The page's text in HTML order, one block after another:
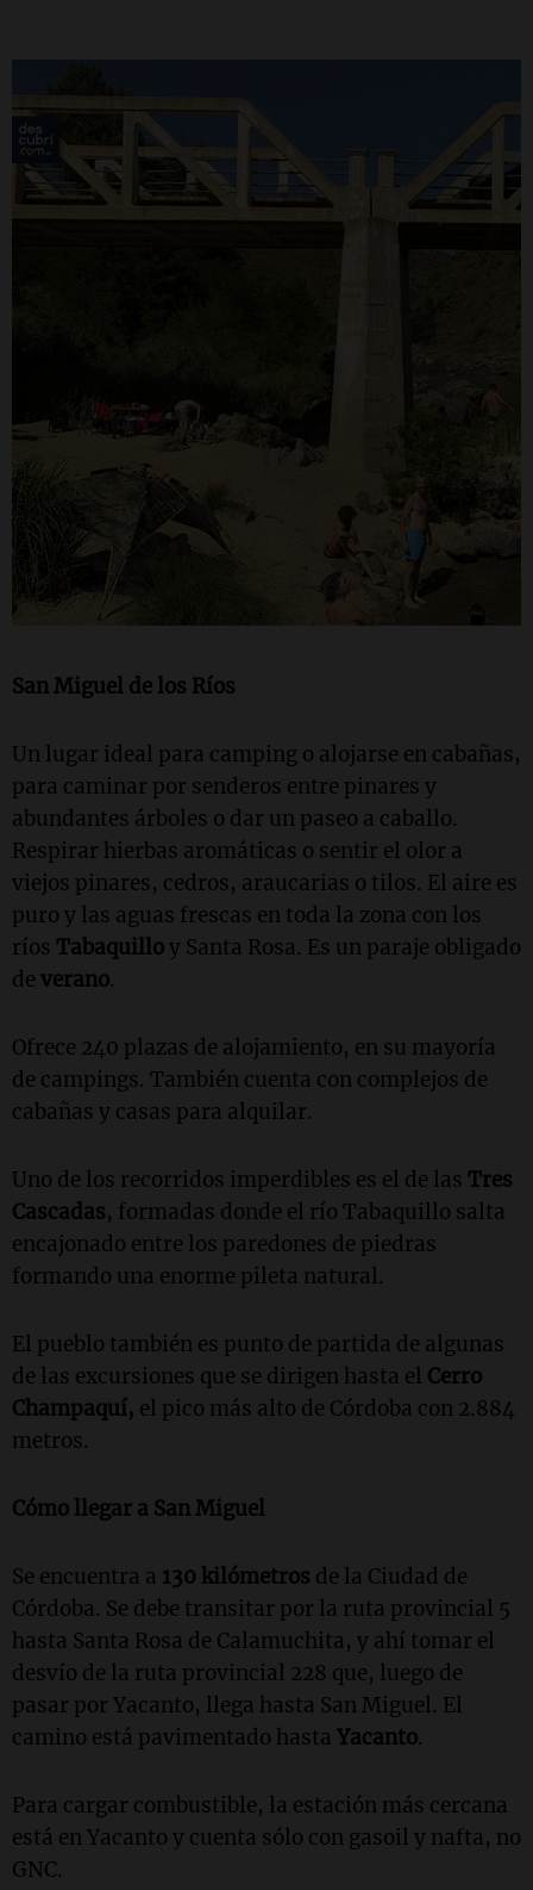
San Miguel de los Ríos
Un lugar ideal para camping o alojarse en cabañas,
para caminar por senderos entre pinares y
abundantes árboles o dar un paseo a caballo.
Respirar hierbas aromáticas o sentir el olor a
viejos pinares, cedros, araucarias o tilos. El aire es
puro y las aguas frescas en toda la zona con los
ríos Tabaquilloy Santa Rosa. Es un paraje obligado
de verano.
Ofrece 240 plazas de alojamiento, en su mayoría
de campings. También cuenta con complejos de
cabañas y casas para alquilar.
Uno de los recorridos imperdibles es el de las Tres
Cascadas, formadas donde el río Tabaquillo salta
encajonado entre los paredones de piedras
formando una enorme pileta natural.
El pueblo también es punto de partida de algunas
de las excursiones que se dirigen hasta el Cerro
Champaquí, el pico más alto de Córdoba con 2.884
metros.
Cómo llegar a San Miguel
Se encuentra a 130 kilómetros de la Ciudad de
Córdoba. Se debe transitar por la ruta provincial 5
hasta Santa Rosa de Calamuchita, y ahí tomar el
desvío de la ruta provincial 228 que, luego de
pasar por Yacanto, llega hasta San Miguel. El
camino está pavimentado hasta Yacanto.
Para cargar combustible, la estación más cercana
está en Yacanto y cuenta sólo con gasoil y nafta, no
GNC.